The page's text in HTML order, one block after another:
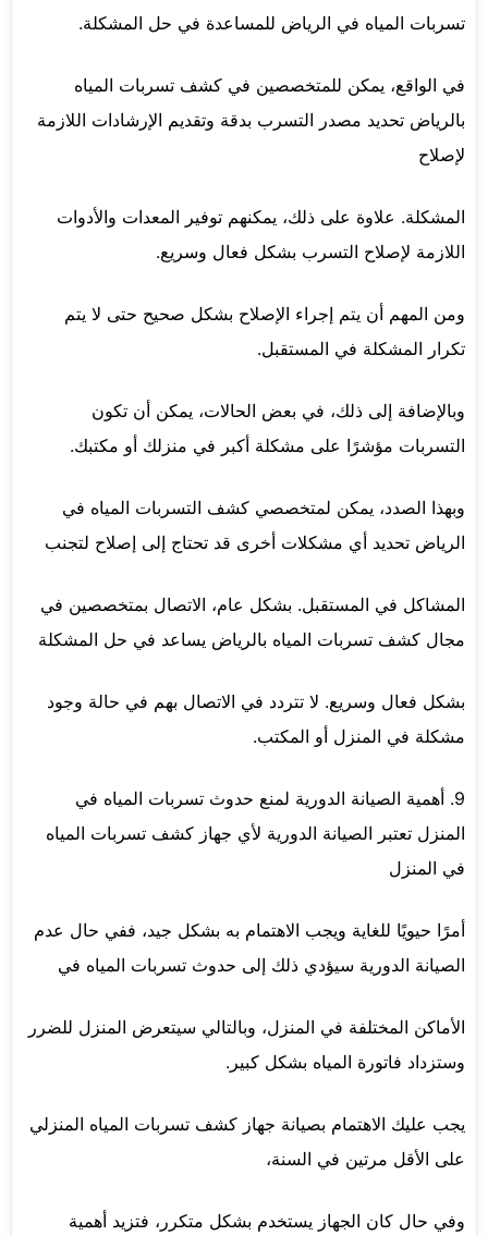
تسربات المياه في الرياض للمساعدة في حل المشكلة.
في الواقع، يمكن للمتخصصين في كشف تسربات المياه
بالرياض تحديد مصدر التسرب بدقة وتقديم الإرشادات اللازمة
لإصلاح
المشكلة. علاوة على ذلك، يمكنهم توفير المعدات والأدوات
اللازمة لإصلاح التسرب بشكل فعال وسريع.
ومن المهم أن يتم إجراء الإصلاح بشكل صحيح حتى لا يتم
تكرار المشكلة في المستقبل.
وبالإضافة إلى ذلك، في بعض الحالات، يمكن أن تكون
التسربات مؤشرًا على مشكلة أكبر في منزلك أو مكتبك.
وبهذا الصدد، يمكن لمتخصصي كشف التسربات المياه في
الرياض تحديد أي مشكلات أخرى قد تحتاج إلى إصلاح لتجنب
المشاكل في المستقبل. بشكل عام، الاتصال بمتخصصين في
مجال كشف تسربات المياه بالرياض يساعد في حل المشكلة
بشكل فعال وسريع. لا تتردد في الاتصال بهم في حالة وجود
مشكلة في المنزل أو المكتب.
9. أهمية الصيانة الدورية لمنع حدوث تسربات المياه في
المنزل تعتبر الصيانة الدورية لأي جهاز كشف تسربات المياه
في المنزل
أمرًا حيويًا للغاية ويجب الاهتمام به بشكل جيد، ففي حال عدم
الصيانة الدورية سيؤدي ذلك إلى حدوث تسربات المياه في
الأماكن المختلفة في المنزل، وبالتالي سيتعرض المنزل للضرر
وستزداد فاتورة المياه بشكل كبير.
يجب عليك الاهتمام بصيانة جهاز كشف تسربات المياه المنزلي
على الأقل مرتين في السنة،
وفي حال كان الجهاز يستخدم بشكل متكرر، فتزيد أهمية